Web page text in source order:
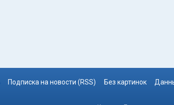
Подписка на новости (RSS) Без картинок